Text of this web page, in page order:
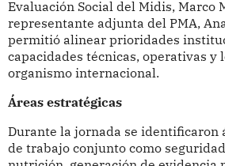
Evaluación Social del Midis, Marco
representante adjunta del PMA,
permitió alinear prioridades
capacidades técnicas, operativas y
organismo internacional.
Áreas estratégicas
Durante la jornada se identificaron
de trabajo conjunto como